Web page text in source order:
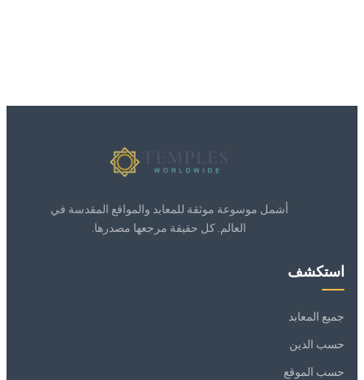
أشمل موسوعة موثقة للمعابد والمواقع المقدسة في
العالم. كل حقيقة مرجعها مصدرها.
استكشف
جميع المعابد
حسب الدين
حسب الموقع